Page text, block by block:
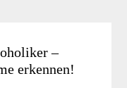
–
erkennen!